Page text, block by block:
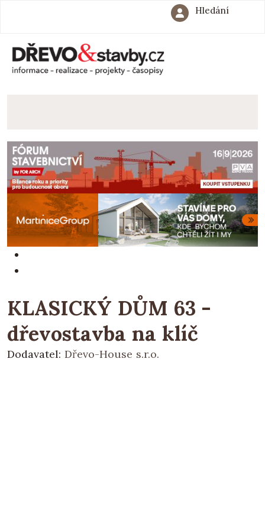
Hledání
KLASICKÝ DŮM 63 -
dřevostavba na klíč
Dodavatel: Dřevo-House s.r.o.